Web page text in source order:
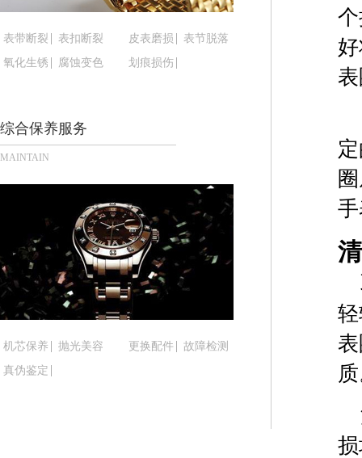
黑龙江省双鸭山市尖山区新兴大街腕表时光售后服
黑龙江省绥化市北林区新华街与康庄路交叉口腕
黑龙江省伊春市伊美区通河路腕表时光售后服务中
吉林省白城市洮北区明仁南街腕表时光售后服务中
吉林省辽源市龙山区人民大街腕表时光售后服务中
吉林省梅河口市新华街道梅河大街腕表时光售后
吉林省四平市铁东区紫气大路与南九经街交汇处
吉林省松原市宁江区五环大街腕表时光售后服务中
吉林省通化市东昌区环通乡江南大街腕表时光售后
吉林省延边市延吉市解放路腕表时光售后服务中心
辽宁省鞍山市铁东区站前街腕表时光售后服务中心
辽宁省本溪市平山区胜利路腕表时光售后服务中心
辽宁省朝阳市双塔区新华路腕表时光售后服务中心
辽宁省丹东市振兴区七经街腕表时光售后服务中心
辽宁省抚顺市新抚区东一路腕表时光售后服务中心
辽宁省葫芦岛市连山区中央路腕表时光售后服务中
辽宁省锦州市古塔区中央大街腕表时光售后服务中
表带断裂 表扣断裂 皮表磨损
表节脱落
氧化生锈
腐蚀变色 划痕损伤
综合保养服务
MAINTAIN
机芯保养 抛光美容 更换配件
故障检测
真伪鉴定